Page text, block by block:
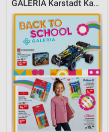
GALERIA Karstadt Kaufhof